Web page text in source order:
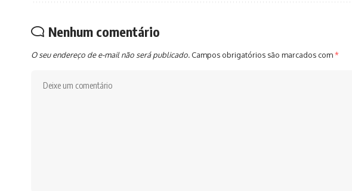
Nenhum comentário
O seu endereço de e-mail não será publicado. Campos obrigatórios são marcados com*